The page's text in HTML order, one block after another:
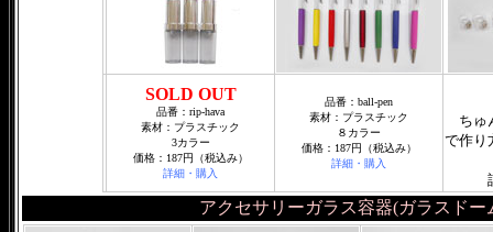
SOLD OUT
品番：rip-hava
素材：プラスチック
3カラー
価格：187円（税込み）
詳細・購入
品番：ball-pen
素材：プラスチック
８カラー
価格：187円（税込み）
詳細・購入
ちゅ
で作り
アクセサリーガラス容器(ガラスドー